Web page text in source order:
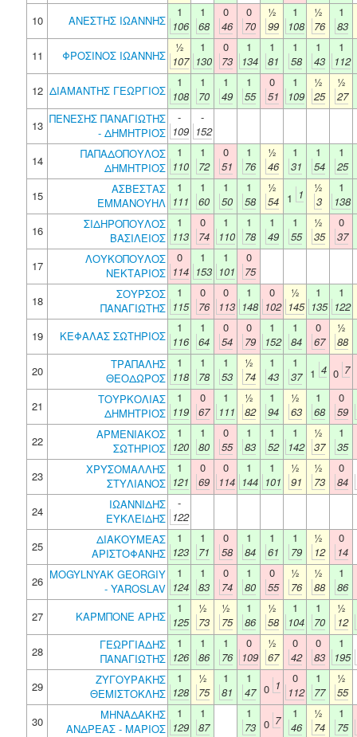
10
ΑΝΕΣΤΗΣ ΙΩΑΝΝΗΣ
1
106
1
68
0
46
0
70
½
99
1
108
½
76
1
83
11
ΦΡΟΣΙΝΟΣ ΙΩΑΝΝΗΣ
½
107
1
130
0
73
1
134
1
81
1
58
1
43
1
112
12 ΔΙΑΜΑΝΤΗΣ ΓΕΩΡΓΙΟΣ
1
108
1
70
1
49
1
55
0
51
1
109
½
25
½
27
13 ΠΕΝΕΣΗΣ ΠΑΝΑΓΙΩΤΗΣ
- ΔΗΜΗΤΡΙΟΣ
-
109
-
152
14
ΠΑΠΑΔΟΠΟΥΛΟΣ
ΔΗΜΗΤΡΙΟΣ
1
110
1
72
0
51
1
76
½
46
1
31
1
54
1
25
15
ΑΣΒΕΣΤΑΣ
ΕΜΜΑΝΟΥΗΛ
1
111
1
60
1
50
1
58
½
54
1 1
½
3
1
138
16
ΣΙΔΗΡΟΠΟΥΛΟΣ
ΒΑΣΙΛΕΙΟΣ
1
113
0
74
1
110
1
78
1
49
1
55
½
35
0
37
17
ΛΟΥΚΟΠΟΥΛΟΣ
ΝΕΚΤΑΡΙΟΣ
0
114
1
153
1
101
0
75
18
ΣΟΥΡΣΟΣ
ΠΑΝΑΓΙΩΤΗΣ
1
115
0
76
0
113
1
148
0
102
½
145
1
135
1
122
19
ΚΕΦΑΛΑΣ ΣΩΤΗΡΙΟΣ
1
116
1
64
0
54
0
79
1
152
1
84
0
67
½
88
20
ΤΡΑΠΑΛΗΣ
ΘΕΟΔΩΡΟΣ
1
118
1
78
1
53
½
74
1
43
1
37
1 4 0 7
21
ΤΟΥΡΚΟΛΙΑΣ
ΔΗΜΗΤΡΙΟΣ
1
119
0
67
1
111
½
82
1
94
½
63
1
68
0
59
22
ΑΡΜΕΝΙΑΚΟΣ
ΣΩΤΗΡΙΟΣ
1
120
1
80
0
55
1
83
1
52
1
142
½
37
1
35
23
ΧΡΥΣΟΜΑΛΛΗΣ
ΣΤΥΛΙΑΝΟΣ
1
121
0
69
0
114
1
144
1
101
½
91
½
73
0
84
24
ΙΩΑΝΝΙΔΗΣ
ΕΥΚΛΕΙΔΗΣ
-
122
25
ΔΙΑΚΟΥΜΕΑΣ
ΑΡΙΣΤΟΦΑΝΗΣ
1
123
1
71
0
58
1
84
1
61
1
79
½
12
0
14
26 MOGYLNYAK GEORGIY
- YAROSLAV
1
124
1
83
0
74
1
80
0
55
½
76
½
88
1
86
27
ΚΑΡΜΠΟΝΕ ΑΡΗΣ
1
125
½
73
½
75
1
86
½
58
1
104
1
70
½
12
28
ΓΕΩΡΓΙΑΔΗΣ
ΠΑΝΑΓΙΩΤΗΣ
1
126
1
86
1
76
0
109
½
67
0
42
0
83
1
195
29
ΖΥΓΟΥΡΑΚΗΣ
ΘΕΜΙΣΤΟΚΛΗΣ
1
128
½
75
1
81
1
47 0 1
0
112
1
77
½
55
30
ΜΗΝΑΔΑΚΗΣ
ΑΝΔΡΕΑΣ - ΜΑΡΙΟΣ
1
129
1
87
1
73 0 7
1
46
½
74
1
75